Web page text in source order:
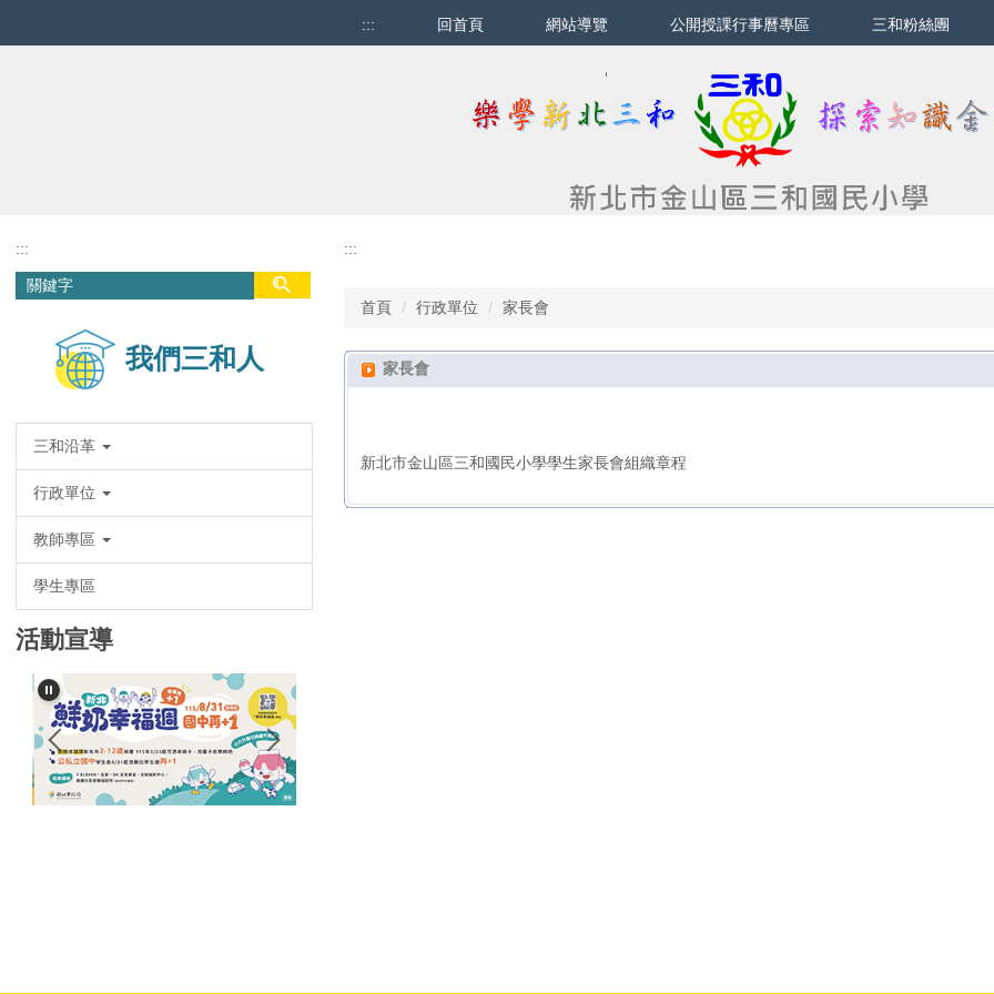
::: 回首頁 網站導覽 公開授課行事曆專區 三和粉絲團
:::
我們三和人
三和沿革
行政單位
教師專區
學生專區
活動宣導
:::
首頁 行政單位 家長會
家長會
新北市金山區三和國民小學學生家長會組織章程